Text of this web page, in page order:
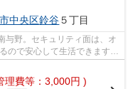
中央区鈴谷５丁目
与野。セキュリティ面は、オ
ので安心して生活できます。
理費等：3,000円 )